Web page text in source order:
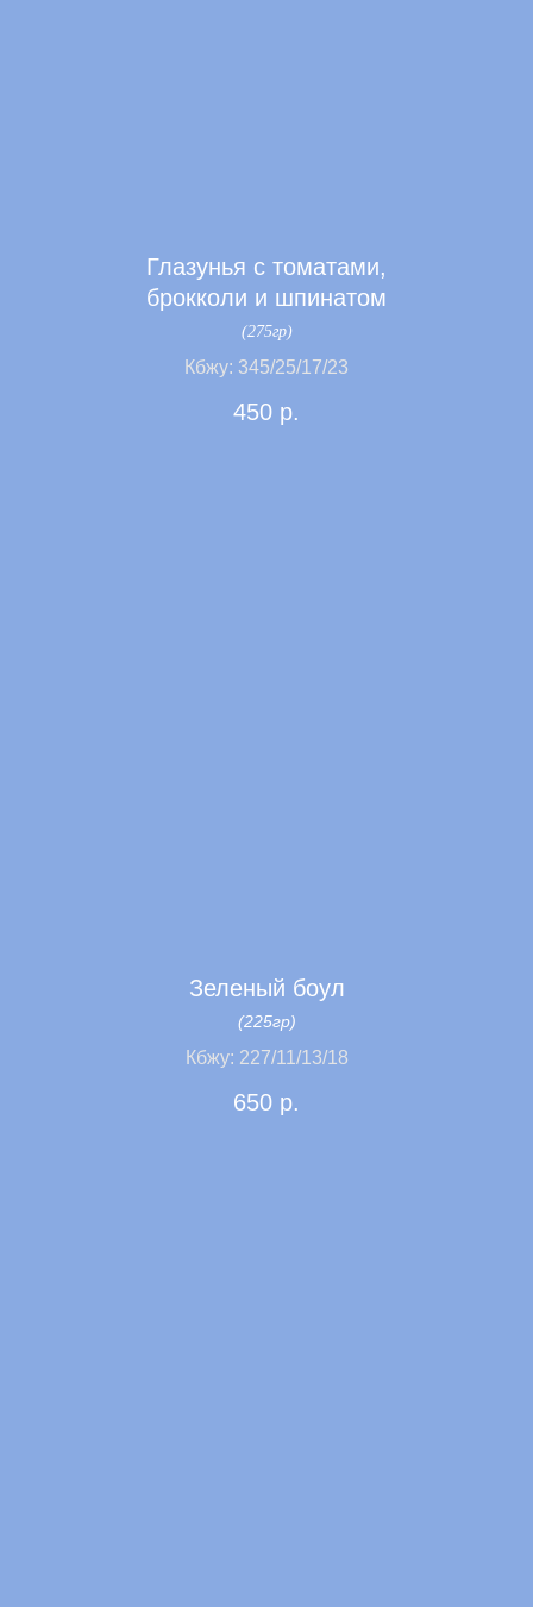
Глазунья с томатами,
брокколи и шпинатом
(275гр)
Кбжу: 345/25/17/23
450 р.
Зеленый боул
(225гр)
Кбжу: 227/11/13/18
650 р.